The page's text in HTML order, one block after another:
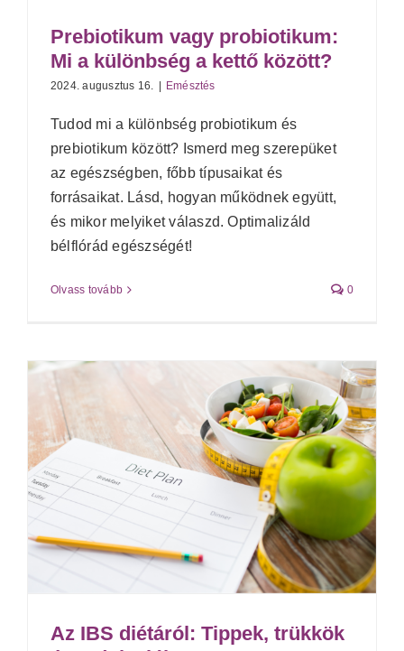
Prebiotikum vagy probiotikum:
Mi a különbség a kettő között?
2024. augusztus 16. | Emésztés
Tudod mi a különbség probiotikum és
prebiotikum között? Ismerd meg szerepüket
az egészségben, főbb típusaikat és
forrásaikat. Lásd, hogyan működnek együtt,
és mikor melyiket válaszd. Optimalizáld
bélflórád egészségét!
Olvass tovább 0
Az IBS diétáról: Tippek, trükkök